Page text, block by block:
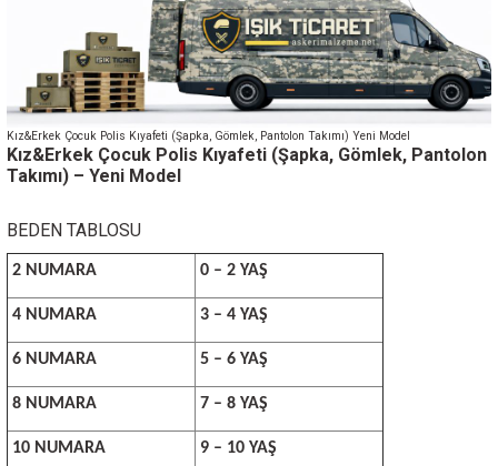
Kız&Erkek Çocuk Polis Kıyafeti (Şapka, Gömlek, Pantolon Takımı) Yeni Model
Kız&Erkek Çocuk Polis Kıyafeti (Şapka, Gömlek, Pantolon
Takımı) – Yeni Model
BEDEN TABLOSU
2 NUMARA 0 – 2 YAŞ
4 NUMARA 3 – 4 YAŞ
6 NUMARA 5 – 6 YAŞ
8 NUMARA 7 – 8 YAŞ
10 NUMARA 9 – 10 YAŞ